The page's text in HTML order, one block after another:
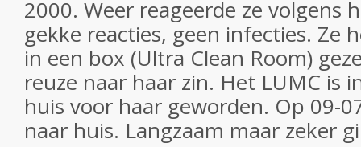
2000. Weer reageerde ze volgens
gekke reacties, geen infecties. Ze
in een box (Ultra Clean Room)
reuze naar haar zin. Het LUMC is
huis voor haar geworden. Op 09-
naar huis. Langzaam maar zeker